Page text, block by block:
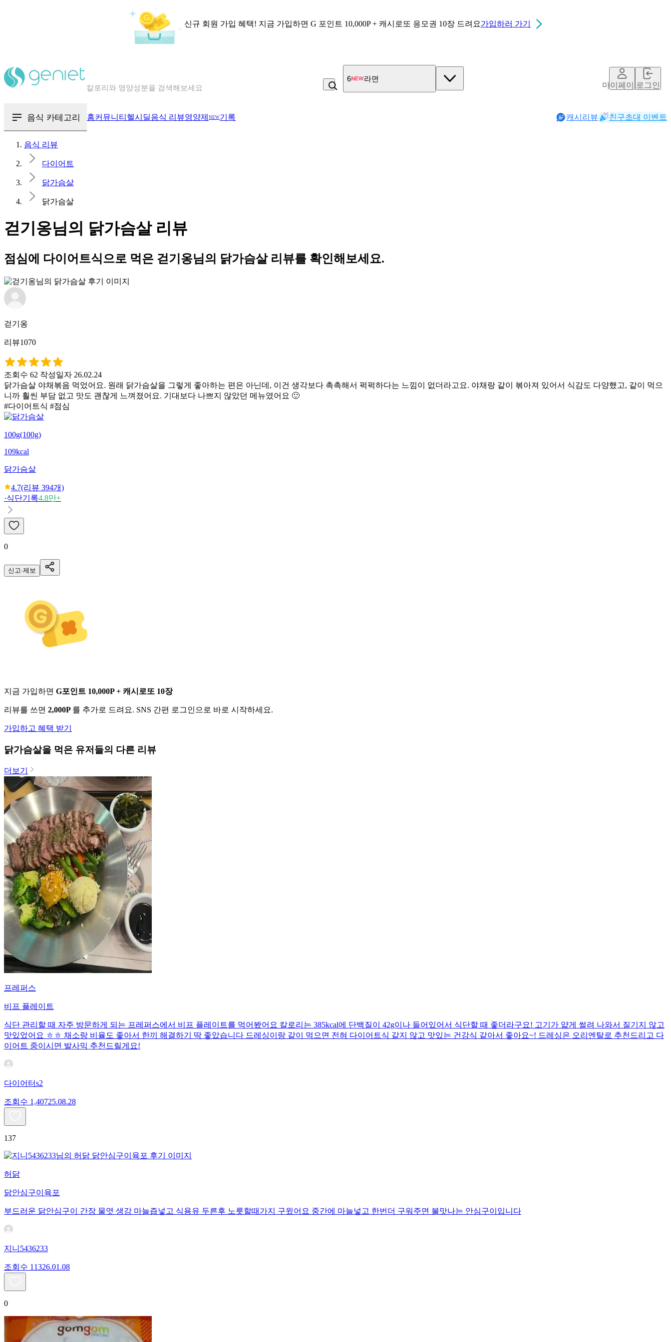
신규 회원 가입 혜택! 지금 가입하면 G 포인트 10,000P + 캐시로또 응모권 10장 드려요가입하러 가기
칼로리와 영양성분을 검색해보세요
7 고100 촉촉 고구마 스틱
마이페이지로그인
음식 카테고리 홈커뮤니티 헬시딜음식 리뷰영양제 NEW기록 캐시리뷰 친구초대 이벤트
음식 리뷰
다이어트
닭가슴살
닭가슴살
걷기옹님의 닭가슴살 리뷰
점심에 다이어트식으로 먹은 걷기옹님의 닭가슴살 리뷰를 확인해보세요.
걷기옹
리뷰1070
조회수 62 작성일자 26.02.24
닭가슴살 야채볶음 먹었어요. 원래 닭가슴살을 그렇게 좋아하는 편은 아닌데, 이건 생각보다 촉촉해서 퍽퍽하다는 느낌이 없더라고요. 야채랑 같이 볶아져 있어서 식감도 다양했고, 같이 먹으
니까 훨씬 부담 없고 맛도 괜찮게 느껴졌어요. 기대보다 나쁘지 않았던 메뉴였어요 🙂
#다이어트식 #점심
100g(100g)
109kcal
닭가슴살
4.7(리뷰 394개)
·식단기록4.8만+
0
신고·제보
지금 가입하면 G포인트 10,000P + 캐시로또 10장
리뷰를 쓰면 2,000P 를 추가로 드려요. SNS 간편 로그인으로 바로 시작하세요.
가입하고 혜택 받기
닭가슴살을 먹은 유저들의 다른 리뷰
더보기
프레퍼스
비프 플레이트
식단 관리할 때 자주 방문하게 되는 프레퍼스에서 비프 플레이트를 먹어봤어요 칼로리는 385kcal에 단백질이 42g이나 들어있어서 식단할 때 좋더라구요! 고기가 얇게 썰려 나와서 질기지 않고
맛있었어요 ㅎㅎ 채소랑 비율도 좋아서 한끼 해결하기 딱 좋았습니다 드레싱이랑 같이 먹으면 전혀 다이어트식 같지 않고 맛있는 건강식 같아서 좋아요~! 드레싱은 오리엔탈로 추천드리고 다
이어트 중이시면 발사믹 추천드릴게요!
다이어터s2
조회수 1,40725.08.28
137
허닭
닭안심구이육포
부드러운 닭안심구이 간장 물엿 생강 마늘즙넣고 식용유 두른후 노릇할때가지 구윘어요 중간에 마늘넣고 한번더 구워주면 불맛나는 안심구이입니다
지니5436233
조회수 11326.01.08
0